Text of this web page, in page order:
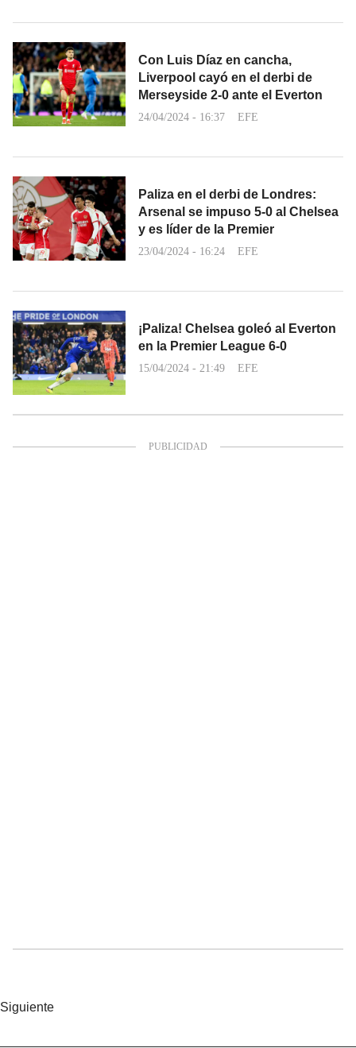
Con Luis Díaz en cancha,
Liverpool cayó en el derbi de
Merseyside 2-0 ante el Everton
24/04/2024 - 16:37 EFE
Paliza en el derbi de Londres:
Arsenal se impuso 5-0 al Chelsea
y es líder de la Premier
23/04/2024 - 16:24 EFE
¡Paliza! Chelsea goleó al Everton
en la Premier League 6-0
15/04/2024 - 21:49 EFE
Siguiente